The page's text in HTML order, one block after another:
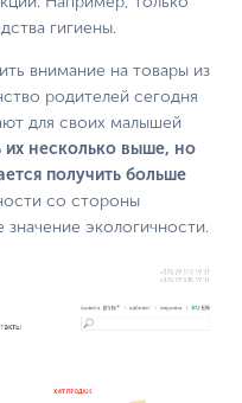
гигиены.
внимание на товары из
родителей сегодня
для своих малышей
их несколько выше, но
получить больше
со стороны
экологичности.